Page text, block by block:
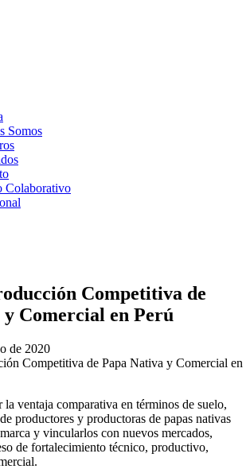
Somos
Colaborativo
Competitiva de
Comercial en Perú
de 2020
la ventaja comparativa en términos de suelo,
productores y productoras de papas nativas
y vincularlos con nuevos mercados,
de fortalecimiento técnico, productivo,